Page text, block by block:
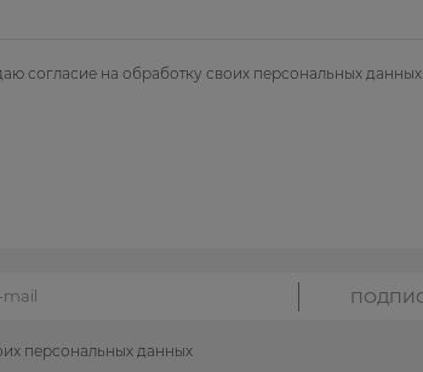
согласие на обработку своих персональных данных
персональных данных